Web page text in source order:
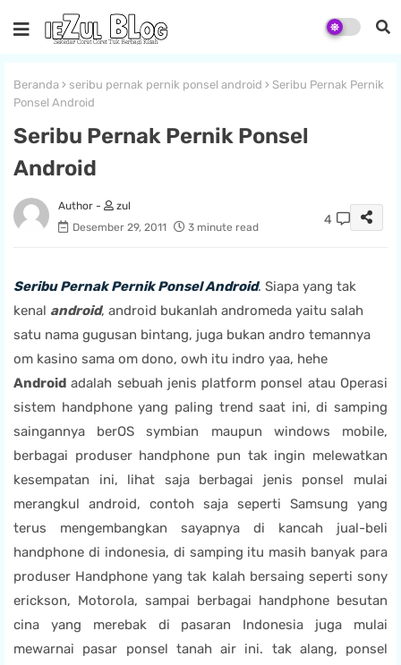
Beranda seribu pernak pernik ponsel android
Seribu Pernak Pernik
Ponsel Android
Seribu Pernak Pernik Ponsel
Android
zul
Desember 29, 2011
3 minute read
4
Seribu Pernak Pernik Ponsel Android. Siapa yang tak
kenal android, android bukanlah andromeda yaitu salah
satu nama gugusan bintang, juga bukan andro temannya
om kasino sama om dono, owh itu indro yaa, hehe
Android adalah sebuah jenis platform ponsel atau Operasi
sistem handphone yang paling trend saat ini, di samping
saingannya berOS symbian maupun windows mobile,
berbagai produser handphone pun tak ingin melewatkan
kesempatan ini, lihat saja berbagai jenis ponsel mulai
merangkul android, contoh saja seperti Samsung yang
terus mengembangkan sayapnya di kancah jual-beli
handphone di indonesia, di samping itu masih banyak para
produser Handphone yang tak kalah bersaing seperti sony
erickson, Motorola, sampai berbagai handphone besutan
cina yang merebak di pasaran Indonesia juga mulai
mewarnai pasar ponsel tanah air ini. tak alang, ponsel